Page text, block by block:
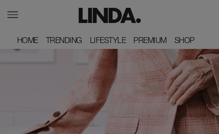
HOME
HOME TRENDING
TRENDING LIFESTYLE
LIFESTYLE PREMIUM
PREMIUM SHOP
SHOP